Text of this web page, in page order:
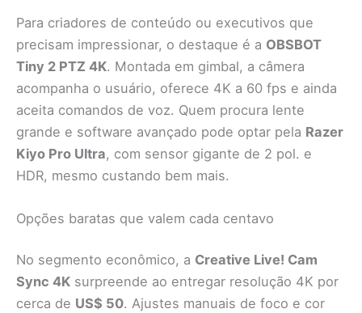
Para criadores de conteúdo ou executivos que
precisam impressionar, o destaque é a OBSBOT
Tiny 2 PTZ 4K. Montada em gimbal, a câmera
acompanha o usuário, oferece 4K a 60 fps e ainda
aceita comandos de voz. Quem procura lente
grande e software avançado pode optar pela Razer
Kiyo Pro Ultra, com sensor gigante de 2 pol. e
HDR, mesmo custando bem mais.
Opções baratas que valem cada centavo
No segmento econômico, a Creative Live! Cam
Sync 4K surpreende ao entregar resolução 4K por
cerca de US$ 50. Ajustes manuais de foco e cor